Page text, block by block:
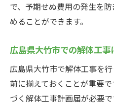
で、予期せぬ費用の発生を
めることができます。
広島県大竹市での解体工事
広島県大竹市で解体工事を
前に揃えておくことが重要
づく解体工事計画届が必要